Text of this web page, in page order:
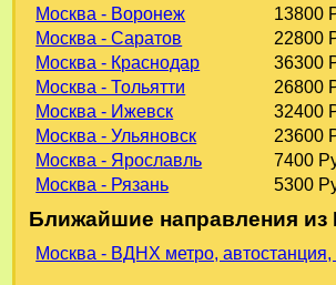
Москва - Воронеж
13800
Москва - Саратов
22800
Москва - Краснодар
36300
Москва - Тольятти
26800
Москва - Ижевск
32400
Москва - Ульяновск
23600
Москва - Ярославль
7400
Москва - Рязань
5300
Ближайшие направления
Москва - ВДНХ метро, автостанция,